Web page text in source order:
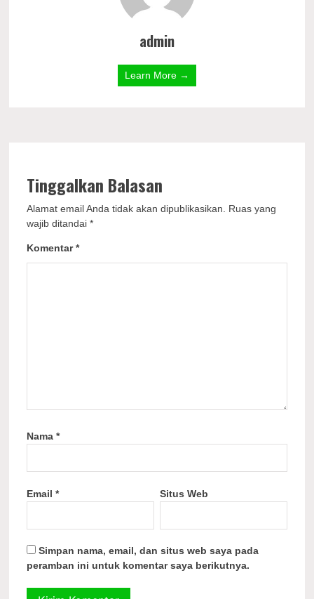
admin
Learn More →
Tinggalkan Balasan
Alamat email Anda tidak akan dipublikasikan.
Ruas yang
wajib ditandai*
Komentar*
Nama*
Email* Situs Web
Simpan nama, email, dan situs web saya pada
peramban ini untuk komentar saya berikutnya.